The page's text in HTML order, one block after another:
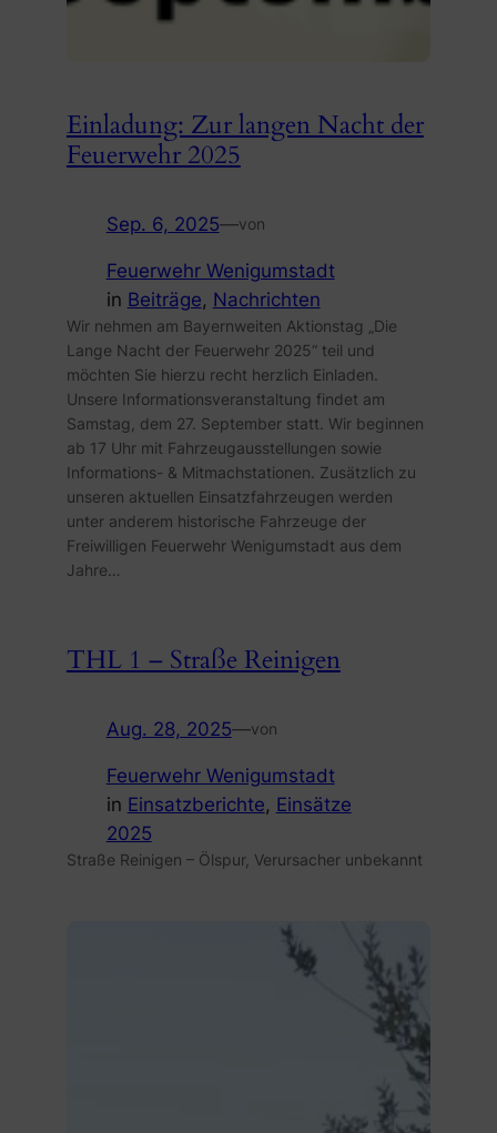
Einladung: Zur langen Nacht der
Feuerwehr 2025
Sep. 6, 2025—von
Feuerwehr Wenigumstadt
in Beiträge, Nachrichten
Wir nehmen am Bayernweiten Aktionstag „Die
Lange Nacht der Feuerwehr 2025“ teil und
möchten Sie hierzu recht herzlich Einladen.
Unsere Informationsveranstaltung findet am
Samstag, dem 27. September statt. Wir beginnen
ab 17 Uhr mit Fahrzeugausstellungen sowie
Informations- & Mitmachstationen. Zusätzlich zu
unseren aktuellen Einsatzfahrzeugen werden
unter anderem historische Fahrzeuge der
Freiwilligen Feuerwehr Wenigumstadt aus dem
Jahre…
THL 1 – Straße Reinigen
Aug. 28, 2025—von
Feuerwehr Wenigumstadt
in Einsatzberichte, Einsätze
2025
Straße Reinigen – Ölspur, Verursacher unbekannt